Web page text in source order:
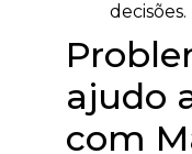
decisões.
ajudo
com